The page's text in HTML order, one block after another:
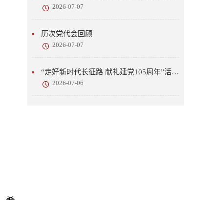
2026-07-07
历次党代会回顾
2026-07-07
“走好新时代长征路 献礼建党105周年”活动开展
2026-07-06